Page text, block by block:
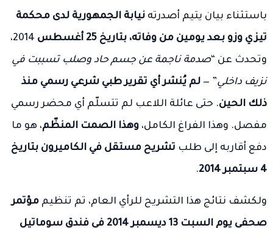
باستثناء بيان يتيم أصدرته نيابة الجمهورية لدى محكمة
تيزي وزو بعد يومين من وفاته، بتاريخ 25 أغسطس
2014،
وتحدث عن “صدمة ناجمة عن جسم حاد وصلب تسببت في
نزيف داخلي” — لم يُنشر أي تقرير طبي شرعي رسمي منذ
ذلك الحين. حتى عائلة اللاعب لم تتسلّم أي محضر رسمي
مفصل. وهذا الفراغ الكامل، وهذا الصمت المنظّم، هو ما
دفع أقاربه إلى طلب تشريح مستقل في الكاميرون بتاريخ
4 سبتمبر 2014
.
ولكشف نتائج هذا التشريح للرأي العام، تم تنظيم مؤتمر
صحفي يوم السبت 13 ديسمبر 2014 في فندق سوماتيل